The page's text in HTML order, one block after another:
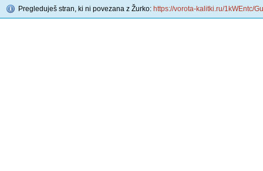
Pregleduješ stran, ki ni povezana z Žurko: https://vorota-kalitki.ru/1kWEntc/